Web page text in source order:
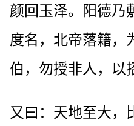
颜回玉泽。阳德乃
度名，北帝落籍，
伯，勿授非人，以
又曰：天地至大，